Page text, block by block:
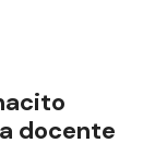
docente